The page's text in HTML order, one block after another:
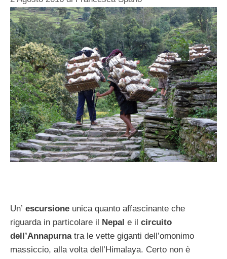
Un’ escursione unica quanto affascinante che
riguarda in particolare il
Nepal e il circuito
dell’Annapurnatra le vette giganti dell’omonimo
massiccio, alla volta dell’Himalaya. Certo non è